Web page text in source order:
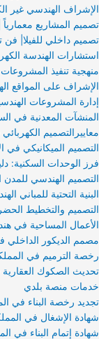
الإشراف الهندسي غير
تصميم المشاريع معمارياً |
تصميم داخلي للفيلا|
استشارات الهندسة
منهجية تنفيذ
الإشراف على المواقع
إدارة المشروعات
المنشآت المعدنية في
معاييرالتصميم
التصميم الميكانيكي في
فرز الوحدات السكنية:
التصميم الهندسي للمدن
البنية التحتية للمباني
التصميم والتخطيط
الأعمال المساحية في
مصمم الديكور الداخلي
رخصة الترميم في
تحديث الصكوك العقارية
خدمات منصة بلدي
تجديد رخصة البناء في
شهادة الإشغال في
شهادة إتمام البناء في